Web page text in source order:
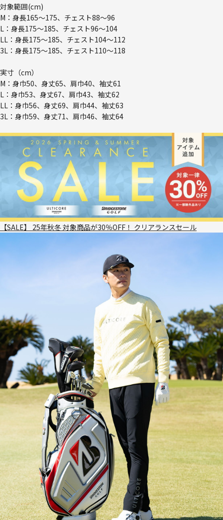
対象範囲(cm)
M：身長165～175、チェスト88～96
L：身長175～185、チェスト96～104
LL：身長175～185、チェスト104～112
3L：身長175～185、チェスト110～118
実寸（cm）
M：身巾50、身丈65、肩巾40、袖丈61
L：身巾53、身丈67、肩巾43、袖丈62
LL：身巾56、身丈69、肩巾44、袖丈63
3L：身巾59、身丈71、肩巾46、袖丈64
【SALE】 25年秋冬 対象商品が30％OFF！ クリアランスセール